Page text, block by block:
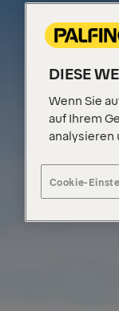
DIESE
Wenn Sie
auf Ihrem
Cookie-